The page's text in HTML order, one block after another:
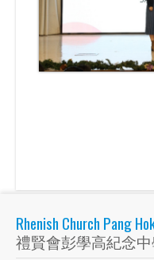
Rhenish Church Pang
禮賢會彭學高紀念